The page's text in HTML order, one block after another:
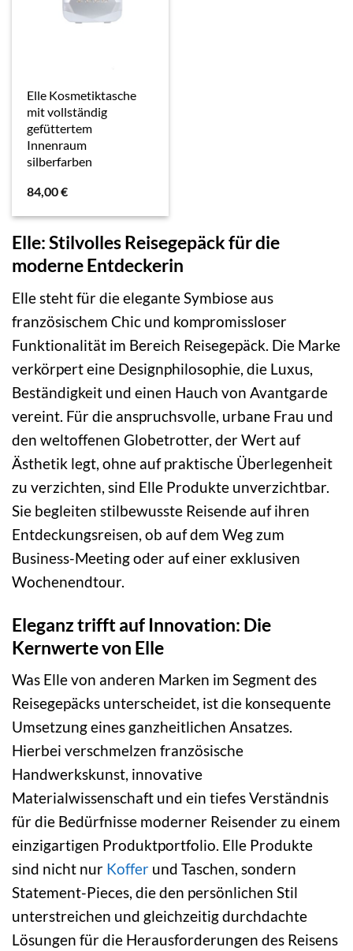
Elle Kosmetiktasche
mit vollständig
gefüttertem
Innenraum
silberfarben
84,00€
Elle: Stilvolles Reisegepäck für die
moderne Entdeckerin
Elle steht für die elegante Symbiose aus
französischem Chic und kompromissloser
Funktionalität im Bereich Reisegepäck. Die Marke
verkörpert eine Designphilosophie, die Luxus,
Beständigkeit und einen Hauch von Avantgarde
vereint. Für die anspruchsvolle, urbane Frau und
den weltoffenen Globetrotter, der Wert auf
Ästhetik legt, ohne auf praktische Überlegenheit
zu verzichten, sind Elle Produkte unverzichtbar.
Sie begleiten stilbewusste Reisende auf ihren
Entdeckungsreisen, ob auf dem Weg zum
Business-Meeting oder auf einer exklusiven
Wochenendtour.
Eleganz trifft auf Innovation: Die
Kernwerte von Elle
Was Elle von anderen Marken im Segment des
Reisegepäcks unterscheidet, ist die konsequente
Umsetzung eines ganzheitlichen Ansatzes.
Hierbei verschmelzen französische
Handwerkskunst, innovative
Materialwissenschaft und ein tiefes Verständnis
für die Bedürfnisse moderner Reisender zu einem
einzigartigen Produktportfolio. Elle Produkte
sind nicht nur Koffer und Taschen, sondern
Statement-Pieces, die den persönlichen Stil
unterstreichen und gleichzeitig durchdachte
Lösungen für die Herausforderungen des Reisens